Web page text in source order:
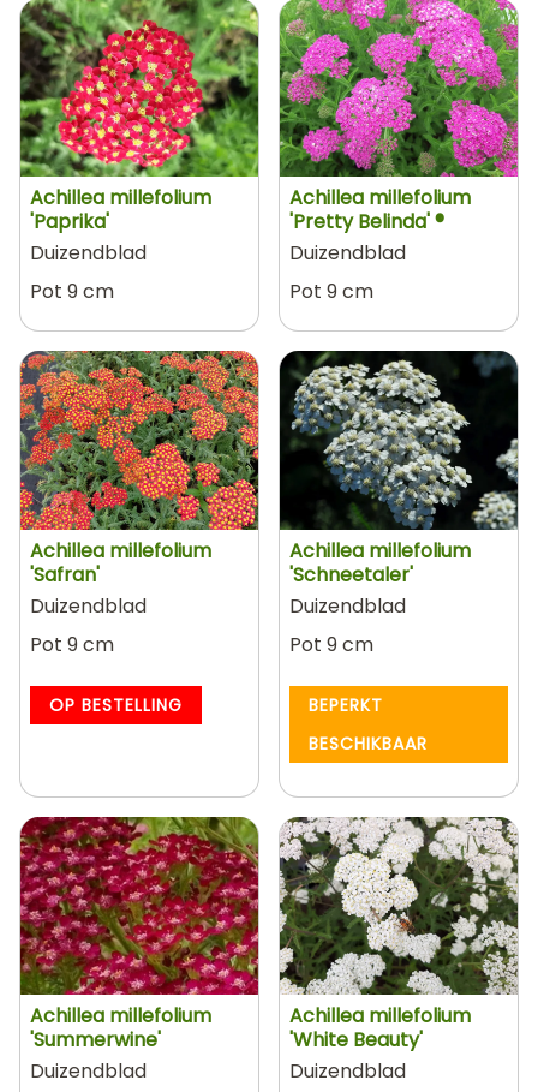
Achillea millefolium
'Paprika'
Duizendblad
Pot 9 cm
Achillea millefolium
'Pretty Belinda' ®
Duizendblad
Pot 9 cm
Achillea millefolium
'Safran'
Duizendblad
Pot 9 cm
OP BESTELLING
Achillea millefolium
'Schneetaler'
Duizendblad
Pot 9 cm
BEPERKT
BESCHIKBAAR
Achillea millefolium
'Summerwine'
Duizendblad
Achillea millefolium
'White Beauty'
Duizendblad